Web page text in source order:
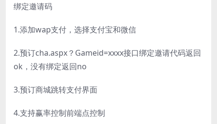
绑定邀请码
1.添加wap支付，选择支付宝和微信
2.预订cha.aspx？Gameid=xxxx接口绑定邀请代码返回
ok，没有绑定返回no
3.预订商城跳转支付界面
4.支持赢率控制前端点控制